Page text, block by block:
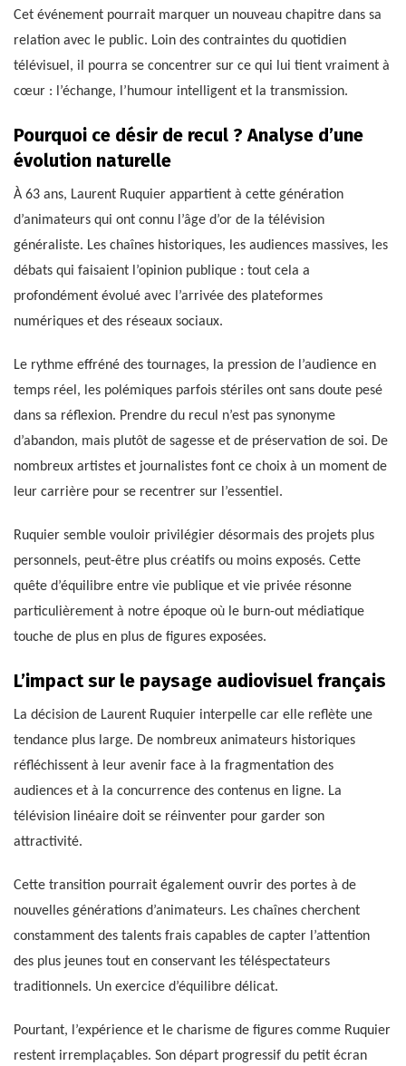
Cet événement pourrait marquer un nouveau chapitre dans sa
relation avec le public. Loin des contraintes du quotidien
télévisuel, il pourra se concentrer sur ce qui lui tient vraiment à
cœur : l’échange, l’humour intelligent et la transmission.
Pourquoi ce désir de recul ? Analyse d’une
évolution naturelle
À 63 ans, Laurent Ruquier appartient à cette génération
d’animateurs qui ont connu l’âge d’or de la télévision
généraliste. Les chaînes historiques, les audiences massives, les
débats qui faisaient l’opinion publique : tout cela a
profondément évolué avec l’arrivée des plateformes
numériques et des réseaux sociaux.
Le rythme effréné des tournages, la pression de l’audience en
temps réel, les polémiques parfois stériles ont sans doute pesé
dans sa réflexion. Prendre du recul n’est pas synonyme
d’abandon, mais plutôt de sagesse et de préservation de soi. De
nombreux artistes et journalistes font ce choix à un moment de
leur carrière pour se recentrer sur l’essentiel.
Ruquier semble vouloir privilégier désormais des projets plus
personnels, peut-être plus créatifs ou moins exposés. Cette
quête d’équilibre entre vie publique et vie privée résonne
particulièrement à notre époque où le burn-out médiatique
touche de plus en plus de figures exposées.
L’impact sur le paysage audiovisuel français
La décision de Laurent Ruquier interpelle car elle reflète une
tendance plus large. De nombreux animateurs historiques
réfléchissent à leur avenir face à la fragmentation des
audiences et à la concurrence des contenus en ligne. La
télévision linéaire doit se réinventer pour garder son
attractivité.
Cette transition pourrait également ouvrir des portes à de
nouvelles générations d’animateurs. Les chaînes cherchent
constamment des talents frais capables de capter l’attention
des plus jeunes tout en conservant les téléspectateurs
traditionnels. Un exercice d’équilibre délicat.
Pourtant, l’expérience et le charisme de figures comme Ruquier
restent irremplaçables. Son départ progressif du petit écran